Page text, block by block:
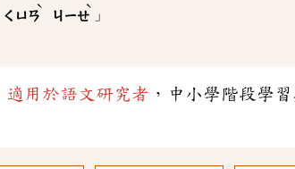
ㄑㄩㄢ
ˋ
ㄐㄧㄝ
ˋ
」
適用於語文研究者 ，中小學階段學